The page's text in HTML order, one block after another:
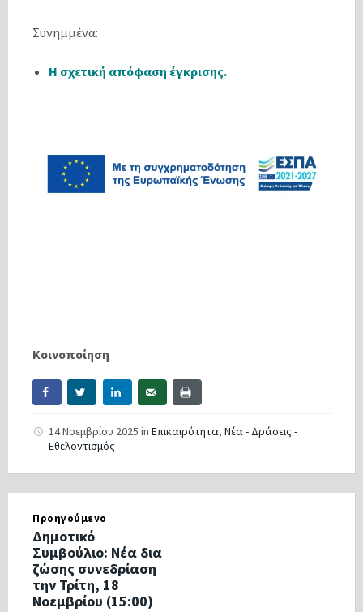
Συνημμένα:
Η σχετική απόφαση έγκρισης.
Κοινοποίηση
14 Νοεμβρίου 2025 in Επικαιρότητα, Νέα - Δράσεις -
Εθελοντισμός
Προηγούμενο
Δημοτικό
Συμβούλιο: Νέα δια
ζώσης συνεδρίαση
την Τρίτη, 18
Νοεμβρίου (15:00)